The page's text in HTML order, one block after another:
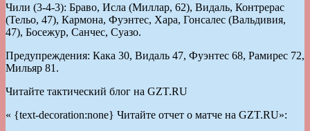
Чили (3-4-3): Браво, Исла (Миллар, 62), Видаль, Контрерас
(Тельо, 47), Кармона, Фуэнтес, Хара, Гонсалес (Вальдивия,
47), Босежур, Санчес, Суазо.
Предупреждения: Кака 30, Видаль 47, Фуэнтес 68, Рамирес 72,
Мильяр 81.
Читайте тактический блог на GZT.RU
« {text-decoration:none} Читайте отчет о матче на GZT.RU»: